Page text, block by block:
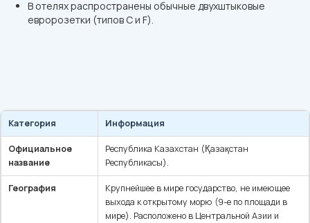
В отелях распространены обычные двухштыковые
евророзетки (типов C и F).
Категория Информация
Официальное
название
Республика Казахстан (Қазақстан
Республикасы).
География
Крупнейшее в мире государство, не имеющее
выхода к открытому морю (9-е по площади в
мире). Расположено в Центральной Азии и